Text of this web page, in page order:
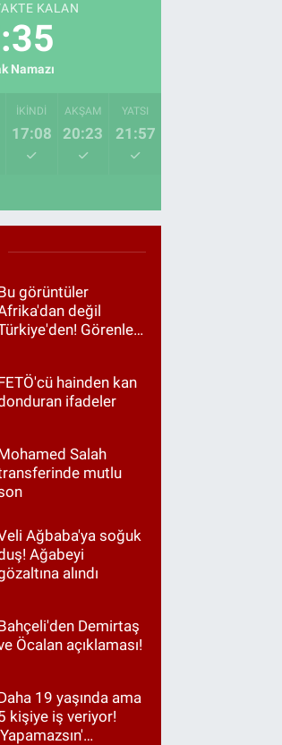
KALAN
Namazı
İKINDI
17:08
AKŞAM
20:23
YATSI
21:57
görüntüler
değil
Görenler
hainden kan
ifadeler
Salah
mutlu
Ağbaba'ya soğuk
Ağabeyi
alındı
Demirtaş
Öcalan açıklaması!
19 yaşında ama
kişiye iş veriyor!